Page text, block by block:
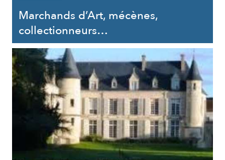
Marchands d’Art, mécènes,
collectionneurs…